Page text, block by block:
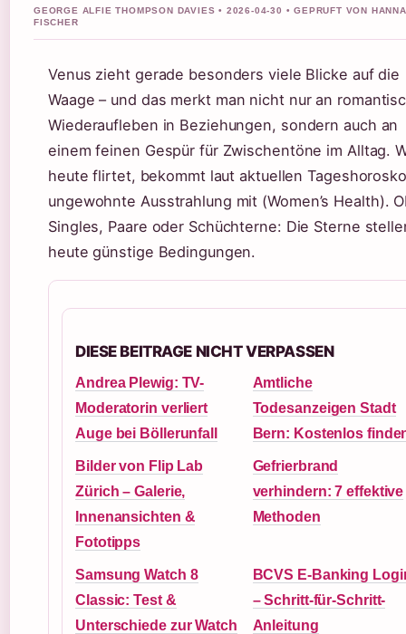
GEORGE ALFIE THOMPSON DAVIES • 2026-04-30 • GEPRUFT VON
FISCHER
Venus zieht gerade besonders viele Blicke auf die
Waage – und das merkt man nicht nur an
Wiederaufleben in Beziehungen, sondern auch an
einem feinen Gespür für Zwischentöne im Alltag.
heute flirtet, bekommt laut aktuellen
ungewohnte Ausstrahlung mit (Women’s Health).
Singles, Paare oder Schüchterne: Die Sterne
heute günstige Bedingungen.
DIESE BEITRAGE NICHT VERPASSEN
Andrea Plewig: TV-
Moderatorin verliert
Auge bei Böllerunfall
Amtliche
Todesanzeigen Stadt
Bern: Kostenlos
Bilder von Flip Lab
Zürich – Galerie,
Innenansichten &
Fototipps
Gefrierbrand
verhindern: 7 effektive
Methoden
Samsung Watch 8
Classic: Test &
Unterschiede zur Watch
BCVS E-Banking
– Schritt-für-Schritt-
Anleitung